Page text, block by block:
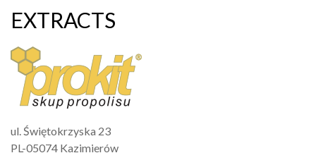
EXTRACTS
ul. Świętokrzyska 23
PL-05074 Kazimierów